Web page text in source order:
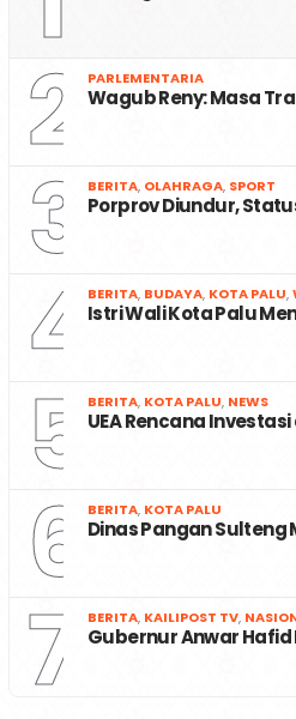
2 PARLEMENTARIA
Wagub Reny: Masa
3 BERITA, OLAHRAGA, SPORT
Porprov Diundur,
4 BERITA, BUDAYA, KOTA PALU,
Istri Wali Kota Palu
5 BERITA, KOTA PALU, NEWS
UEA Rencana Investasi
6 BERITA, KOTA PALU
Dinas Pangan
7 BERITA, KAILIPOST TV,
Gubernur Anwar